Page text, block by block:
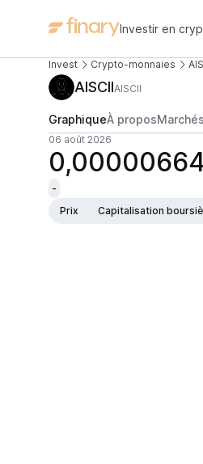
Investir en
Invest Crypto-monnaies
AISCIIAISCII
GraphiqueÀ proposMarchés
06 août 2026
-
Prix
Capitalisation